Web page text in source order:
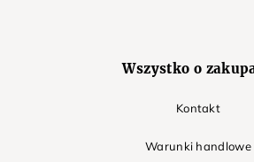
Wszystko o
Kontakt
Warunki handlowe